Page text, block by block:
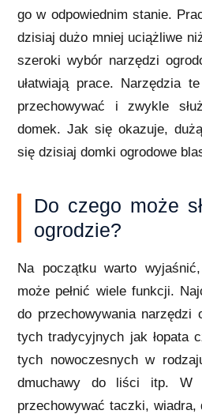
go w odpowiednim stanie.
dzisiaj dużo mniej uciążliwe
szeroki wybór narzędzi
ułatwiają prace. Narzędzia
przechowywać i zwykle
domek. Jak się okazuje,
się dzisiaj domki ogrodowe
Do czego może
ogrodzie?
Na początku warto
może pełnić wiele funkcji.
do przechowywania narzędzi
tych tradycyjnych jak łopata
tych nowoczesnych w
dmuchawy do liści itp. W
przechowywać taczki,